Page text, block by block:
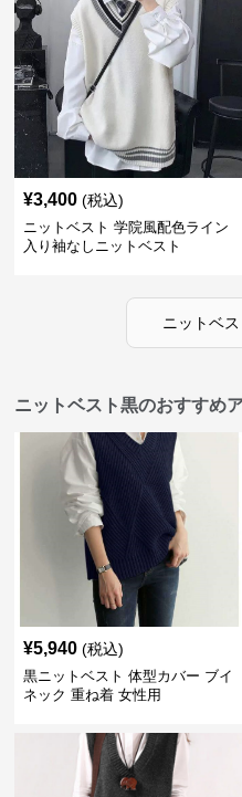
¥3,400 (税込)
ニットベスト 学院風配色ライン
入り袖なしニットベスト
ニットベス
ニットベスト黒のおすすめ
¥5,940 (税込)
黒ニットベスト 体型カバー ブイ
ネック 重ね着 女性用